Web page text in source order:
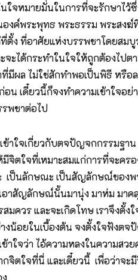
ใจหมายมั่นในการที่จะรักษาไว้
องค์พระพุทธ พระธรรม พระสง
ตั้ง ที่อาศัยแห่งบรรพชาโดยสม
ะจะได้กระทำในใจให้ถูกต้องไปต
ที่มีผล ไม่ใช่สักทำพอเป็นพิธี หรือ
อน เดี๋ยวนี้ก็จงทำความเข้าใจอย่
พชาต่อไป
าใจเกี่ยวกับตจปัญจกกรรมฐาน
จิตใจที่เหมาะสมแก่การที่จะครอ
ะ เป็นลักษณะ เป็นสัญลักษณ์ของ
อาสัญลักษณ์นั้นมานุ่ง มาห่ม มาค
มควร และจะเกิดโทษ เราจึงตั้ง
งน้อยในเบื้องต้น จงตั้งใจฟังต
าใจว่า ไอ้ความหลงในความสวย
จิตใจที่นี่ และเดี๋ยวนี้ เพื่อว่าจะ